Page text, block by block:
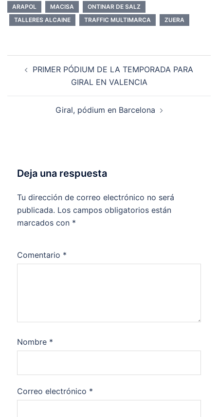
ARAPOL MACISA
ONTINAR DE SALZ
TALLERES ALCAINE
TRAFFIC MULTIMARCA ZUERA
Navegación
PRIMER PÓDIUM DE LA TEMPORADA PARA
GIRAL EN VALENCIA
Giral, pódium en Barcelona
Deja una respuesta
Tu dirección de correo electrónico no será
publicada. Los campos obligatorios están
marcados con *
Comentario *
Nombre *
Correo electrónico *